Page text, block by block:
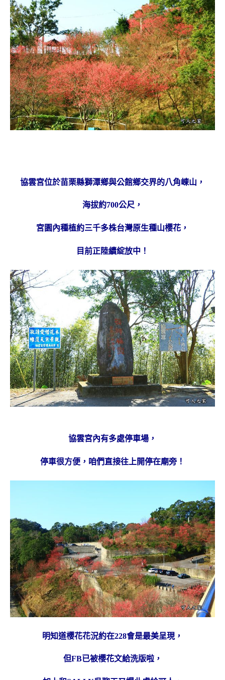
協雲宮位於苗栗縣獅潭鄉與公館鄉交界的八角崠山，
海拔約700公尺，
宮園內種植約三千多株台灣原生種山櫻花，
目前正陸續綻放中！
協雲宮內有多處停車場，
停車很方便，咱們直接往上開停在廟旁！
明知道櫻花花況約在228會是最美呈現，
但FB已被櫻花文給洗版啦，